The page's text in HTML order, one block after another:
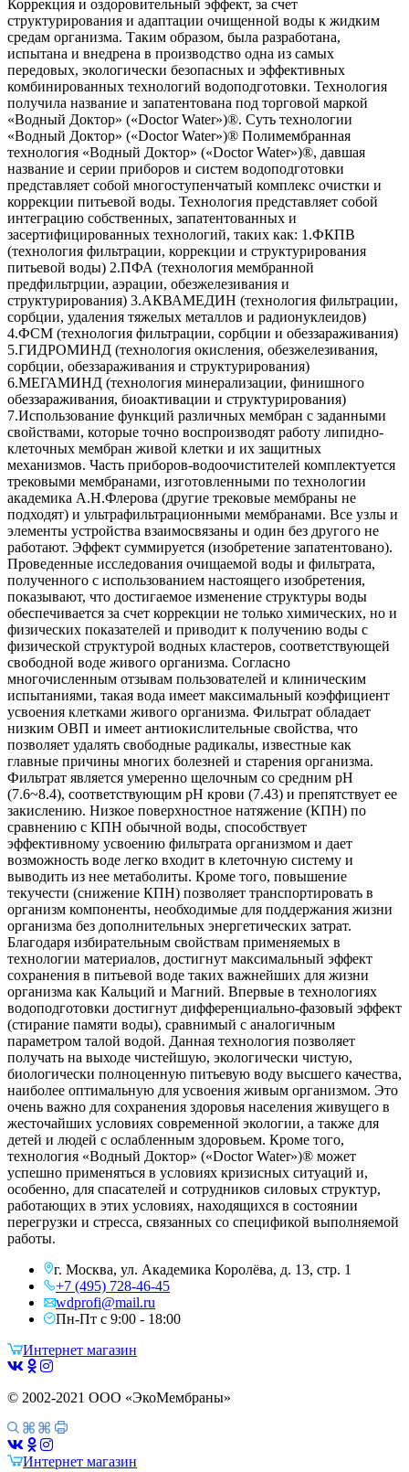
Коррекция и оздоровительный эффект, за счет
структурирования и адаптации очищенной воды к жидким
средам организма. Таким образом, была разработана,
испытана и внедрена в производство одна из самых
передовых, экологически безопасных и эффективных
комбинированных технологий водоподготовки. Технология
получила название и запатентована под торговой маркой
«Водный Доктор» («Doctor Water»)®. Суть технологии
«Водный Доктор» («Doctor Water»)® Полимембранная
технология «Водный Доктор» («Doctor Water»)®, давшая
название и серии приборов и систем водоподготовки
представляет собой многоступенчатый комплекс очистки и
коррекции питьевой воды. Технология представляет собой
интеграцию собственных, запатентованных и
засертифицированных технологий, таких как: 1.ФКПВ
(технология фильтрации, коррекции и структурирования
питьевой воды) 2.ПФА (технология мембранной
предфильтрции, аэрации, обезжелезивания и
структурирования) 3.АКВАМЕДИН (технология фильтрации,
сорбции, удаления тяжелых металлов и радионуклеидов)
4.ФСМ (технология фильтрации, сорбции и обеззараживания)
5.ГИДРОМИНД (технология окисления, обезжелезивания,
сорбции, обеззараживания и структурирования)
6.МЕГАМИНД (технология минерализации, финишного
обеззараживания, биоактивации и структурирования)
7.Использование функций различных мембран с заданными
свойствами, которые точно воспроизводят работу липидно-
клеточных мембран живой клетки и их защитных
механизмов. Часть приборов-водоочистителей комплектуется
трековыми мембранами, изготовленными по технологии
академика А.Н.Флерова (другие трековые мембраны не
подходят) и ультрафильтрационными мембранами. Все узлы и
элементы устройства взаимосвязаны и один без другого не
работают. Эффект суммируется (изобретение запатентовано).
Проведенные исследования очищаемой воды и фильтрата,
полученного с использованием настоящего изобретения,
показывают, что достигаемое изменение структуры воды
обеспечивается за счет коррекции не только химических, но и
физических показателей и приводит к получению воды с
физической структурой водных кластеров, соответствующей
свободной воде живого организма. Согласно
многочисленным отзывам пользователей и клиническим
испытаниями, такая вода имеет максимальный коэффициент
усвоения клетками живого организма. Фильтрат обладает
низким ОВП и имеет антиокислительные свойства, что
позволяет удалять свободные радикалы, известные как
главные причины многих болезней и старения организма.
Фильтрат является умеренно щелочным со средним pH
(7.6~8.4), соответствующим pH крови (7.43) и препятствует ее
закислению. Низкое поверхностное натяжение (КПН) по
сравнению с КПН обычной воды, способствует
эффективному усвоению фильтрата организмом и дает
возможность воде легко входит в клеточную систему и
выводить из нее метаболиты. Кроме того, повышение
текучести (снижение КПН) позволяет транспортировать в
организм компоненты, необходимые для поддержания жизни
организма без дополнительных энергетических затрат.
Благодаря избирательным свойствам применяемых в
технологии материалов, достигнут максимальный эффект
сохранения в питьевой воде таких важнейших для жизни
организма как Кальций и Магний. Впервые в технологиях
водоподготовки достигнут дифференциально-фазовый эффект
(стирание памяти воды), сравнимый с аналогичным
параметром талой водой. Данная технология позволяет
получать на выходе чистейшую, экологически чистую,
биологически полноценную питьевую воду высшего качества,
наиболее оптимальную для усвоения живым организмом. Это
очень важно для сохранения здоровья населения живущего в
жесточайших условиях современной экологии, а также для
детей и людей с ослабленным здоровьем. Кроме того,
технология «Водный Доктор» («Doctor Water»)® может
успешно применяться в условиях кризисных ситуаций и,
особенно, для спасателей и сотрудников силовых структур,
работающих в этих условиях, находящихся в состоянии
перегрузки и стресса, связанных со спецификой выполняемой
работы.
г. Москва, ул. Академика Королёва, д. 13, стр. 1
+7 (495) 728-46-45
wdprofi@mail.ru
Пн-Пт с 9:00 - 18:00
Интернет магазин
© 2002-2021 ООО «ЭкоМембраны»
Интернет магазин